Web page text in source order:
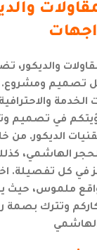
والديكور،
تصميم ومشروع.
في تصميم
الديكور. من
للحجر الهاشمي،
في كل تفصيلة.
ملموس، حيث
وتترك بصمة
الهاشمي